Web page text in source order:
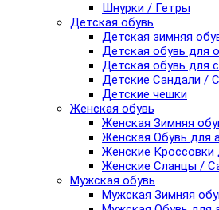
Шнурки / Гетры
Детская обувь
Детская зимняя
Детская обувь для
Детская обувь для
Детские Сандали /
Детские чешки
Женская обувь
Женская Зимняя
Женская Обувь для
Женские Кроссовки
Женские Сланцы /
Мужская обувь
Мужская Зимняя